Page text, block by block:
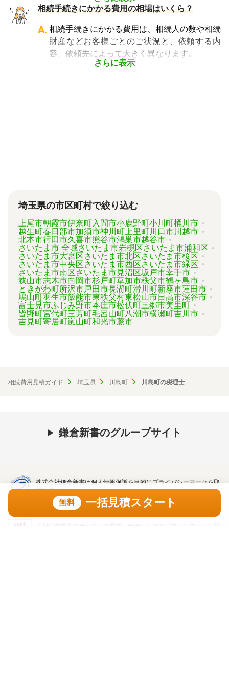
依頼が可能です。ぜひご利用ください。
手間もかかります。専門家に任せればそういっ
た煩わしさを大幅に減らすことができます。
籍謄本の収集、預貯金口座・車などの名義変更
手続きを任せたい場合は行政書士、相続税申告
や節税対策の検討は税理士、相続人の間で争い
やトラブルになっている場合は弁護士というよ
うに状況別に頼むのがベストです。
相続手続きにかかる費用の相場はいくら？
さらに表示
A. 相続手続きにかかる費用は、相続人の数や相続
財産などお客様ごとのご状況と、依頼する内
容、依頼先によって大きく異なります。
例えば参考価格として、行政書士に戸籍収集を
ずは見積を取り寄せてみましょう。
埼玉県の市区町村で絞り込む
上尾市朝霞市伊奈町入間市小鹿野町小川町桶川市
越生町春日部市加須市神川町 上里町川口市川越市
北本市行田市久喜市熊谷市鴻巣市越谷市
さいたま市 全域さいたま市岩槻区さいたま市浦和区
さいたま市大宮区さいたま市北区さいたま市桜区
さいたま市中央区さいたま市西区さいたま市緑区
さいたま市南区さいたま市見沼区坂戸市幸手市
狭山市志木市白岡市杉戸町草加市秩父市鶴ヶ島市
ときがわ町所沢市戸田市長瀞町滑川町新座市蓮田市
鳩山町羽生市飯能市東秩父村東松山市日高市深谷市
富士見市ふじみ野市本庄市松伏町三郷市美里町
皆野町宮代町三芳町毛呂山町八潮市横瀬町吉川市
吉見町寄居町嵐山町和光市蕨市
相続費用見積ガイド 埼玉県 川島町 川島町の税理士
鎌倉新書のグループサイト
株式会社鎌倉新書は個人情報保護を目的にプライバシーマークを取
得しています。
無料 一括見積スタート